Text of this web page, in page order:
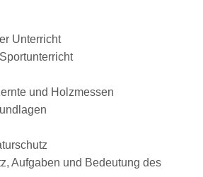
Unterricht
und Holzmessen
Aufgaben und Bedeutung des